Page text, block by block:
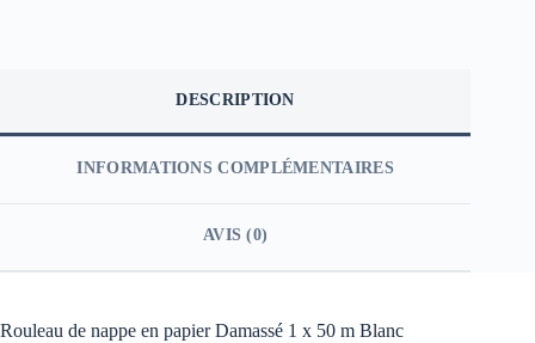
DESCRIPTION
INFORMATIONS COMPLÉMENTAIRES
AVIS (0)
Rouleau de nappe en papier Damassé 1 x 50 m Blanc